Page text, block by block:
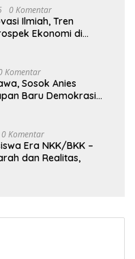
0 Komentar
Ilmiah, Tren
Ekonomi di
Komentar
Sosok Anies
Baru Demokrasi
0 Komentar
Era NKK/BKK –
dan Realitas,